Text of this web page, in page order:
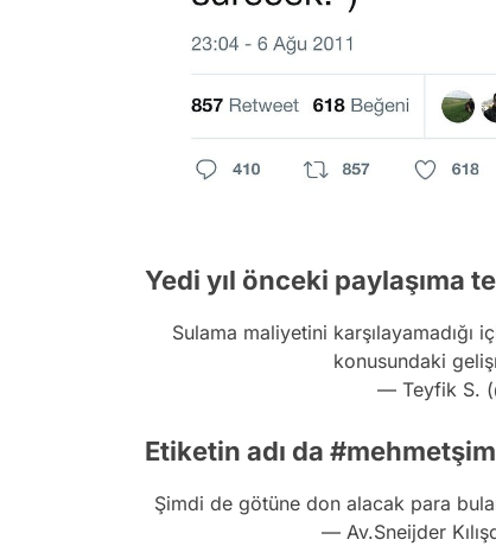
Yedi yıl önceki paylaşıma
Sulama maliyetini karşılayamadığı
konusundaki
— Teyfik S.
Etiketin adı da
Şimdi de götüne don alacak para
— Av.Sneijder